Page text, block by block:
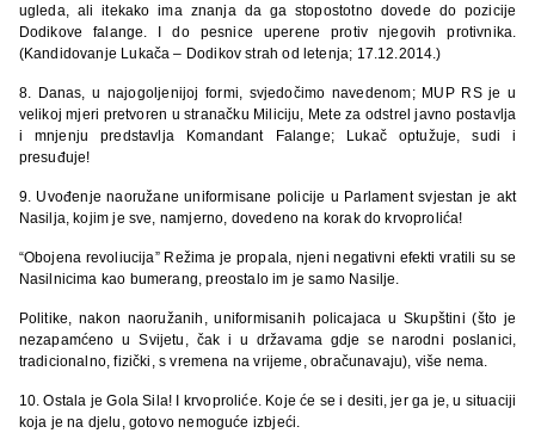
ugleda, ali itekako ima znanja da ga stopostotno dovede do pozicije
Dodikove falange. I do pesnice uperene protiv njegovih protivnika.
(Kandidovanje Lukača – Dodikov strah od letenja; 17.12.2014.)
8. Danas, u najogoljenijoj formi, svjedočimo navedenom; MUP RS je u
velikoj mjeri pretvoren u stranačku Miliciju, Mete za odstrel javno postavlja
i mnjenju predstavlja Komandant Falange; Lukač optužuje, sudi i
presuđuje!
9. Uvođenje naoružane uniformisane policije u Parlament svjestan je akt
Nasilja, kojim je sve, namjerno, dovedeno na korak do krvoprolića!
“Obojena revoliucija” Režima je propala, njeni negativni efekti vratili su se
Nasilnicima kao bumerang, preostalo im je samo Nasilje.
Politike, nakon naoružanih, uniformisanih policajaca u Skupštini (što je
nezapamćeno u Svijetu, čak i u državama gdje se narodni poslanici,
tradicionalno, fizički, s vremena na vrijeme, obračunavaju), više nema.
10. Ostala je Gola Sila! I krvoproliće. Koje će se i desiti, jer ga je, u situaciji
koja je na djelu, gotovo nemoguće izbjeći.